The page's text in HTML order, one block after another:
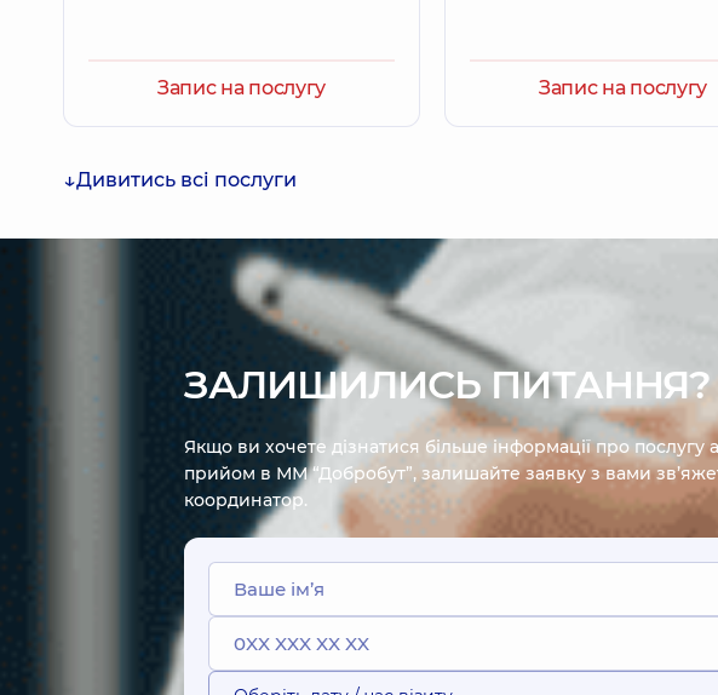
Запис на послугу Запис на послугу
Дивитись всі послуги
ЗАЛИШИЛИСЬ ПИТАННЯ?
Якщо ви хочете дізнатися більше інформації про послугу
прийом в ММ “Добробут”, залишайте заявку з вами
координатор.